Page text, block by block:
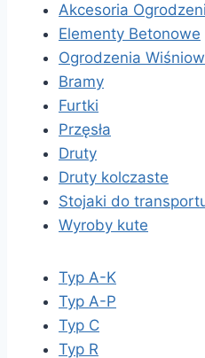
Akcesoria
Elementy Betonowe
Ogrodzenia
Bramy
Furtki
Przęsła
Druty
Druty kolczaste
Stojaki do
Wyroby kute
Typ A-K
Typ A-P
Typ C
Typ R